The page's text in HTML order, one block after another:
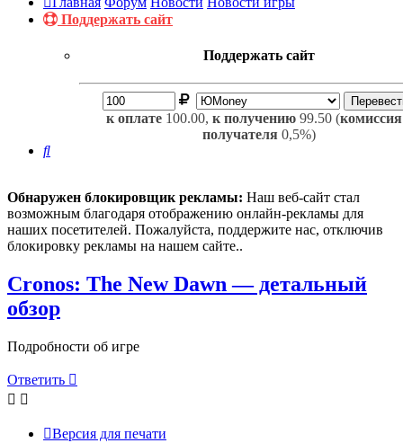
Поддержать сайт
Поддержать сайт
к оплате 100.00, к получению 99.50 (
получателя 0,5%)
Поиск
Обнаружен блокировщик рекламы: Наш веб-сайт стал
возможным благодаря отображению онлайн-рекламы для
наших посетителей. Пожалуйста, поддержите нас, отключив
блокировку рекламы на нашем сайте..
Cronos: The New Dawn — детальный
обзор
Подробности об игре
Ответить
Версия для печати